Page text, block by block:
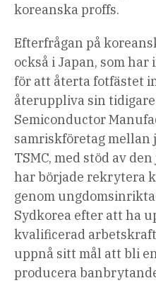
koreanska proffs.
Efterfrågan på
också i Japan, som
för att återta fotfästet
återuppliva sin
Semiconductor
samriskföretag mellan
TSMC, med stöd av
harbörjade rekrytera
genom
Sydkorea efter att ha
kvalificerad
uppnå sitt mål att bli
producera